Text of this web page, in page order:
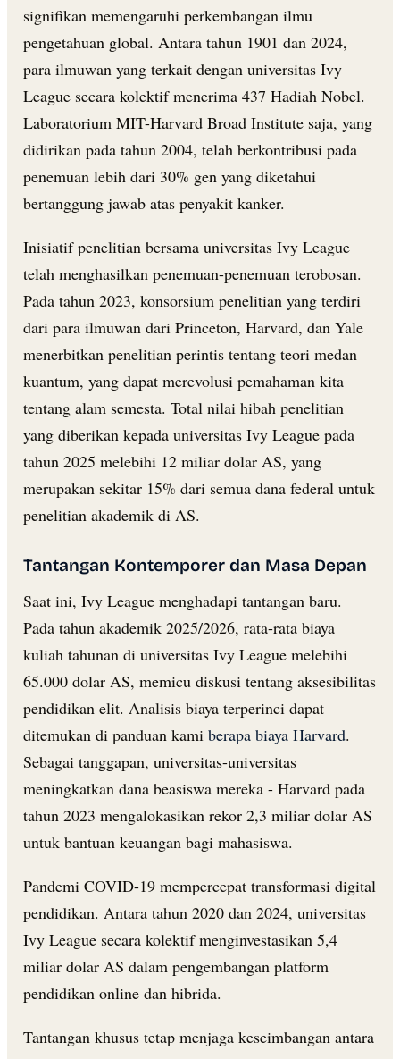
signifikan memengaruhi perkembangan ilmu
pengetahuan global. Antara tahun 1901 dan 2024,
para ilmuwan yang terkait dengan universitas Ivy
League secara kolektif menerima 437 Hadiah Nobel.
Laboratorium MIT-Harvard Broad Institute saja, yang
didirikan pada tahun 2004, telah berkontribusi pada
penemuan lebih dari 30% gen yang diketahui
bertanggung jawab atas penyakit kanker.
Inisiatif penelitian bersama universitas Ivy League
telah menghasilkan penemuan-penemuan terobosan.
Pada tahun 2023, konsorsium penelitian yang terdiri
dari para ilmuwan dari Princeton, Harvard, dan Yale
menerbitkan penelitian perintis tentang teori medan
kuantum, yang dapat merevolusi pemahaman kita
tentang alam semesta. Total nilai hibah penelitian
yang diberikan kepada universitas Ivy League pada
tahun 2025 melebihi 12 miliar dolar AS, yang
merupakan sekitar 15% dari semua dana federal untuk
penelitian akademik di AS.
Tantangan Kontemporer dan Masa Depan
Saat ini, Ivy League menghadapi tantangan baru.
Pada tahun akademik 2025/2026, rata-rata biaya
kuliah tahunan di universitas Ivy League melebihi
65.000 dolar AS, memicu diskusi tentang aksesibilitas
pendidikan elit. Analisis biaya terperinci dapat
ditemukan di panduan kami berapa biaya Harvard.
Sebagai tanggapan, universitas-universitas
meningkatkan dana beasiswa mereka - Harvard pada
tahun 2023 mengalokasikan rekor 2,3 miliar dolar AS
untuk bantuan keuangan bagi mahasiswa.
Pandemi COVID-19 mempercepat transformasi digital
pendidikan. Antara tahun 2020 dan 2024, universitas
Ivy League secara kolektif menginvestasikan 5,4
miliar dolar AS dalam pengembangan platform
pendidikan online dan hibrida.
Tantangan khusus tetap menjaga keseimbangan antara